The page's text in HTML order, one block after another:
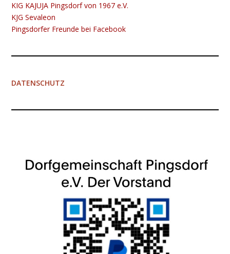
KIG K​​​​​AJUJA Pingsdorf von 1967 e.V.
KJG Sevaleon
Pingsdorfer Freunde bei Facebook
DATENSCHUTZ